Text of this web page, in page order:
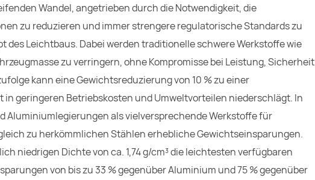
Wandel, angetrieben durch die Notwendigkeit, die
zu reduzieren und immer strengere regulatorische Standards zu
des Leichtbaus. Dabei werden traditionelle schwere Werkstoffe wie
zu verringern, ohne Kompromisse bei Leistung, Sicherheit
kann eine Gewichtsreduzierung von 10 % zu einer
geringeren Betriebskosten und Umweltvorteilen niederschlägt. In
Aluminiumlegierungen als vielversprechende Werkstoffe für
zu herkömmlichen Stählen erhebliche Gewichtseinsparungen.
niedrigen Dichte von ca. 1,74 g/cm³ die leichtesten verfügbaren
von bis zu 33 % gegenüber Aluminium und 75 % gegenüber